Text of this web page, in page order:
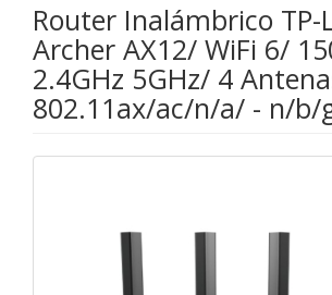
Router Inalámbrico TP-
Archer AX12/ WiFi 6/
2.4GHz 5GHz/ 4
802.11ax/ac/n/a/ - n/b/